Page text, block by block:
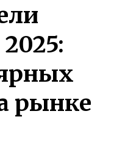
рынке